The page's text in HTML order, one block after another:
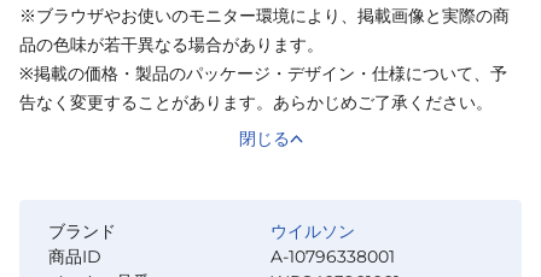
※ブラウザやお使いのモニター環境により、掲載画像と実際の商
品の色味が若干異なる場合があります。
※掲載の価格・製品のパッケージ・デザイン・仕様について、予
告なく変更することがあります。あらかじめご了承ください。
閉じる
ブランド
ウイルソン
商品ID
A-10796338001